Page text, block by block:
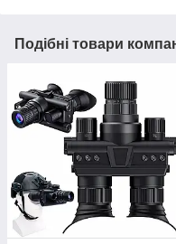
Подібні товари